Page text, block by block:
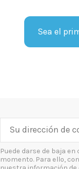
Sea el
Puede darse de baja en
momento. Para ello,